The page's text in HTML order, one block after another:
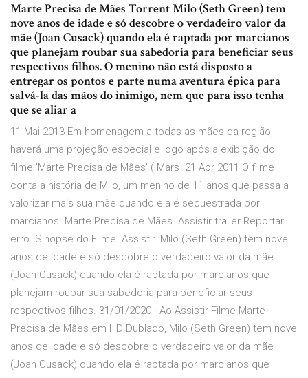
Marte Precisa de Mães Torrent Milo (Seth Green) tem
nove anos de idade e só descobre o verdadeiro valor da
mãe (Joan Cusack) quando ela é raptada por marcianos
que planejam roubar sua sabedoria para beneficiar seus
respectivos filhos. O menino não está disposto a
entregar os pontos e parte numa aventura épica para
salvá-la das mãos do inimigo, nem que para isso tenha
que se aliar a
11 Mai 2013 Em homenagem a todas as mães da região,
haverá uma projeção especial e logo após a exibição do
filme 'Marte Precisa de Mães' ( Mars 21 Abr 2011 O filme
conta a história de Milo, um menino de 11 anos que passa a
valorizar mais sua mãe quando ela é sequestrada por
marcianos. Marte Precisa de Mães. Assistir trailer Reportar
erro. Sinopse do Filme. Assistir. Milo (Seth Green) tem nove
anos de idade e só descobre o verdadeiro valor da mãe
(Joan Cusack) quando ela é raptada por marcianos que
planejam roubar sua sabedoria para beneficiar seus
respectivos filhos. 31/01/2020 · Ao Assistir Filme Marte
Precisa de Mães em HD Dublado, Milo (Seth Green) tem nove
anos de idade e só descobre o verdadeiro valor da mãe
(Joan Cusack) quando ela é raptada por marcianos que